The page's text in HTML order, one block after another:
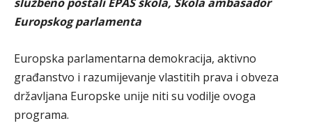
Europskog parlamenta
Europska parlamentarna demokracija, aktivno
građanstvo i razumijevanje vlastitih prava i obveza
državljana Europske unije niti su vodilje ovoga
programa.